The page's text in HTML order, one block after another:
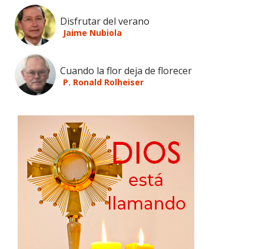
Disfrutar del verano
Jaime Nubiola
Cuando la flor deja de florecer
P. Ronald Rolheiser